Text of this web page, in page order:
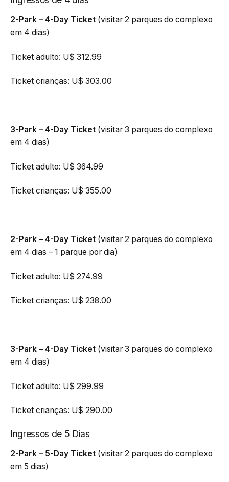
2-Park – 4-Day Ticket (visitar 2 parques do complexo
em 4 dias)
Ticket adulto: U$ 312.99
Ticket crianças: U$ 303.00
3-Park – 4-Day Ticket (visitar 3 parques do complexo
em 4 dias)
Ticket adulto: U$ 364.99
Ticket crianças: U$ 355.00
2-Park – 4-Day Ticket (visitar 2 parques do complexo
em 4 dias – 1 parque por dia)
Ticket adulto: U$ 274.99
Ticket crianças: U$ 238.00
3-Park – 4-Day Ticket (visitar 3 parques do complexo
em 4 dias)
Ticket adulto: U$ 299.99
Ticket crianças: U$ 290.00
Ingressos de 5 Dias
2-Park – 5-Day Ticket (visitar 2 parques do complexo
em 5 dias)